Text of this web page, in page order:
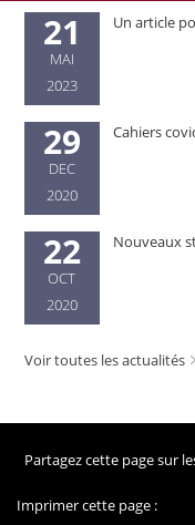
21
MAI
2023
Un article
29
DEC
2020
Cahiers
22
OCT
2020
Nouveaux
Voir toutes les actualités
Partagez cette page sur
Imprimer cette page :